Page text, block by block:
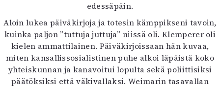
edessäpäin.
Aloin lukea päiväkirjoja ja totesin kämppikseni tavoin,
kuinka paljon ”tuttuja juttuja” niissä oli. Klemperer oli
kielen ammattilainen. Päiväkirjoissaan hän kuvaa,
miten kansallissosialistinen puhe alkoi läpäistä koko
yhteiskunnan ja kanavoitui lopulta sekä poliittisiksi
päätöksiksi että väkivallaksi. Weimarin tasavallan